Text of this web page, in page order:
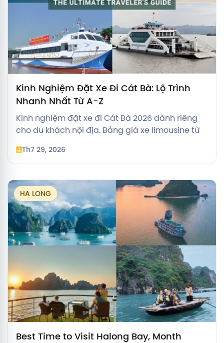
Kinh Nghiệm Đặt Xe Đi Cát Bà: Lộ Trình
Nhanh Nhất Từ A-Z
Kinh nghiệm đặt xe đi Cát Bà 2026 dành riêng
cho du khách nội địa. Bảng giá xe limousine từ
cáp treo chi tiết.
Th7 29, 2026
HA LONG
Best Time to Visit Halong Bay, Month